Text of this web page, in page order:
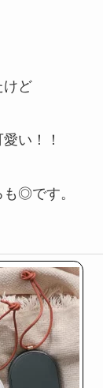
けど
い！！
◎です。